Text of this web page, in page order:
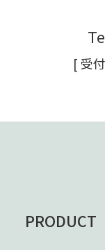
[ 受
PRODUCT